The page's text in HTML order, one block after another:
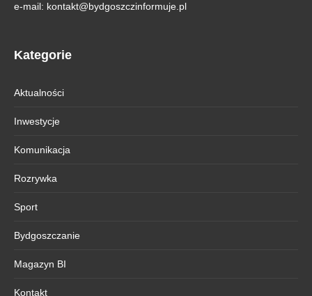
e-mail: kontakt@bydgoszczinformuje.pl
Kategorie
Aktualności
Inwestycje
Komunikacja
Rozrywka
Sport
Bydgoszczanie
Magazyn BI
Kontakt